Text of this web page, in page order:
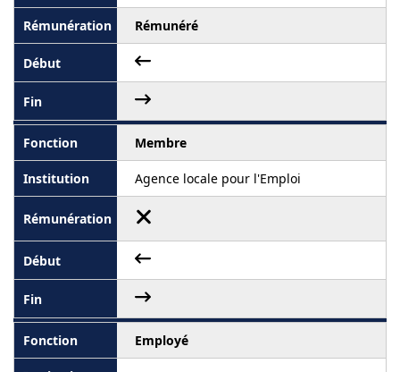
Rémunéré
Membre
Agence locale pour l'Emploi
Employé